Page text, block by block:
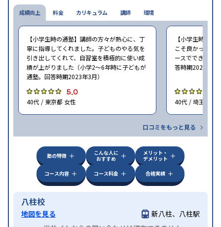
成績向上
【小学生時の通塾】講師の方々が熱心に、丁
寧に指導してくれました。子どものやる気を
引き出してくれて、自習室を積極的に使い成
績が上がりました（小学2〜6年時に子どもが
通塾。回答時期2023年3月）
5.0
40代 / 東京都 女性
【小学生時の通
こそ良かった。
ースでできた（
答時期2023年3
40代 / 埼玉県 女
口コミをもっと見る
料金 カリキュラム 講師 環境
塾の特徴
こんな人に
おすすめ
メリット・
デメリット
コース内容
コース料金 合格実績
八柱校
地図を見る
新八柱、八柱駅